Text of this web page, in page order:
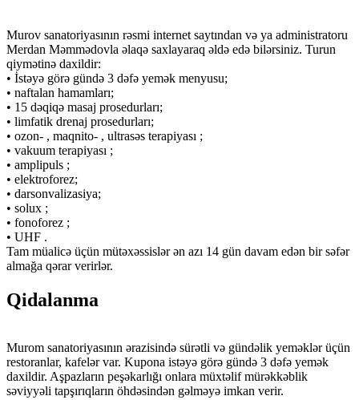
Murov sanatoriyasının rəsmi internet saytından və ya administratoru
Merdan Məmmədovla əlaqə saxlayaraq əldə edə bilərsiniz. Turun
qiymətinə daxildir:
• İstəyə görə gündə 3 dəfə yemək menyusu;
• naftalan hamamları;
• 15 dəqiqə masaj prosedurları;
• limfatik drenaj prosedurları;
• ozon- , maqnito- , ultrasəs terapiyası ;
• vakuum terapiyası ;
• amplipuls ;
• elektroforez;
• darsonvalizasiya;
• solux ;
• fonoforez ;
• UHF .
Tam müalicə üçün mütəxəssislər ən azı 14 gün davam edən bir səfər
almağa qərar verirlər.
Qidalanma
Murom sanatoriyasının ərazisində sürətli və gündəlik yeməklər üçün
restoranlar, kafelər var. Kupona istəyə görə gündə 3 dəfə yemək
daxildir. Aşpazların peşəkarlığı onlara müxtəlif mürəkkəblik
səviyyəli tapşırıqların öhdəsindən gəlməyə imkan verir.